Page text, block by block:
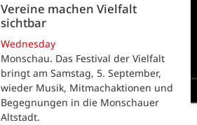
Vereine machen Vielfalt
sichtbar
Wednesday
Monschau. Das Festival der Vielfalt
bringt am Samstag, 5. September,
wieder Musik, Mitmachaktionen und
Begegnungen in die Monschauer
Altstadt.